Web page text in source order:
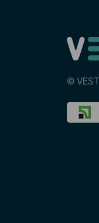
© VEST